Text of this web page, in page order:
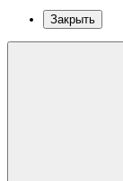
Закрыть